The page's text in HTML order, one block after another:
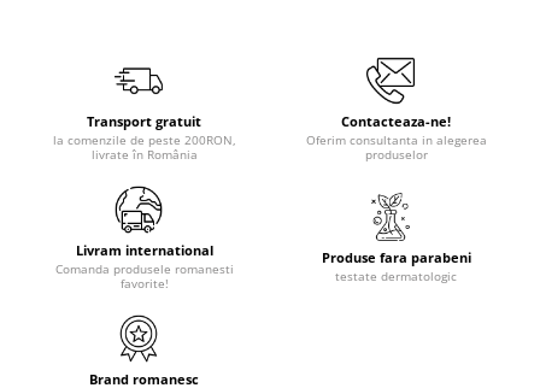
Transport gratuit
la comenzile de peste 200RON,
livrate în România
Contacteaza-ne!
Oferim consultanta in alegerea
produselor
Livram international
Comanda produsele romanesti
favorite!
Produse fara parabeni
testate dermatologic
Brand romanesc